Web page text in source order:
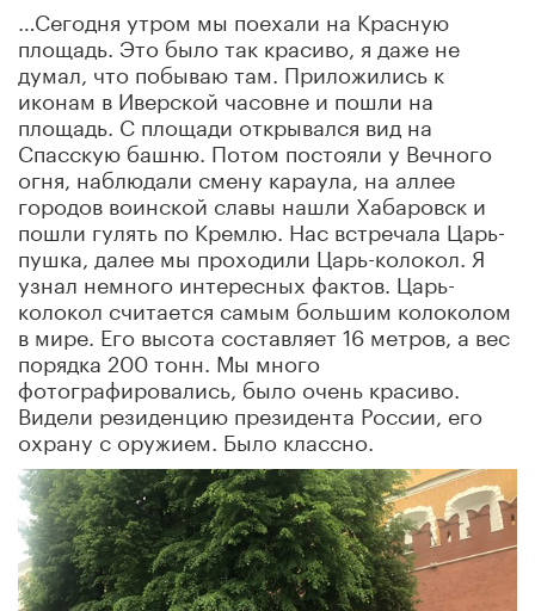
…Сегодня утром мы поехали на Красную
площадь. Это было так красиво, я даже не
думал, что побываю там. Приложились к
иконам в Иверской часовне и пошли на
площадь. С площади открывался вид на
Спасскую башню. Потом постояли у Вечного
огня, наблюдали смену караула, на аллее
городов воинской славы нашли Хабаровск и
пошли гулять по Кремлю. Нас встречала Царь-
пушка, далее мы проходили Царь-колокол. Я
узнал немного интересных фактов. Царь-
колокол считается самым большим колоколом
в мире. Его высота составляет 16 метров, а вес
порядка 200 тонн. Мы много
фотографировались, было очень красиво.
Видели резиденцию президента России, его
охрану с оружием. Было классно.